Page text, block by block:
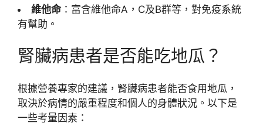
維他命：富含維他命A，C及B群等，對免疫系統
有幫助。
腎臟病患者是否能吃地瓜？
根據營養專家的建議，腎臟病患者能否食用地瓜，
取決於病情的嚴重程度和個人的身體狀況。以下是
一些考量因素：